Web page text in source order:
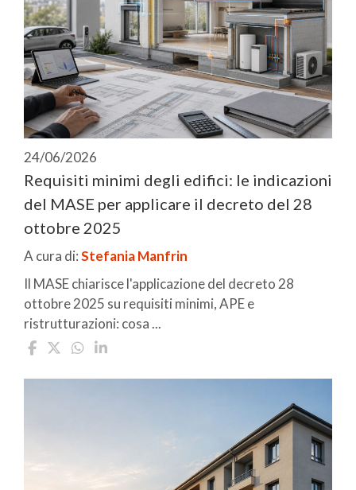
24/06/2026
Requisiti minimi degli edifici: le indicazioni
del MASE per applicare il decreto del 28
ottobre 2025
A cura di:Stefania Manfrin
Il MASE chiarisce l'applicazione del decreto 28
ottobre 2025 su requisiti minimi, APE e
ristrutturazioni: cosa ...